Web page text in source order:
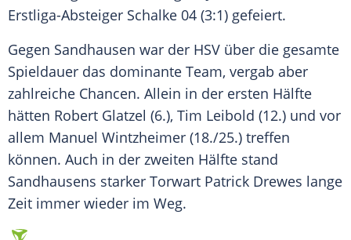
Erstliga-Absteiger Schalke 04 (3:1) gefeiert.
Gegen Sandhausen war der HSV über die gesamte
Spieldauer das dominante Team, vergab aber
zahlreiche Chancen. Allein in der ersten Hälfte
hätten Robert Glatzel (6.), Tim Leibold (12.) und vor
allem Manuel Wintzheimer (18./25.) treffen
können. Auch in der zweiten Hälfte stand
Sandhausens starker Torwart Patrick Drewes lange
Zeit immer wieder im Weg.